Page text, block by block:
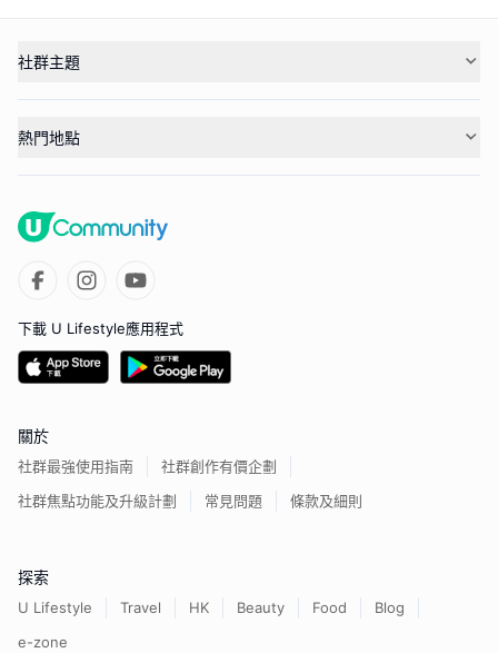
社群主題
熱門地點
下載 U Lifestyle應用程式
關於
社群最強使用指南
社群創作有價企劃
社群焦點功能及升級計劃
常見問題 條款及細則
探索
U Lifestyle Travel HK Beauty Food
Blog
e-zone